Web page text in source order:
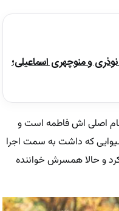
و منوچهری اسماعیلی؛
نام اصلی اش فاطمه است و
که داشت به سمت اجرا
و حالا همسرش خواننده